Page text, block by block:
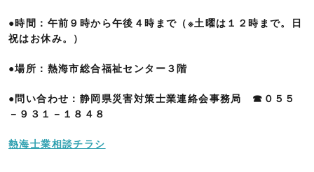
●時間：午前９時から午後４時まで（※土曜は１２時まで。日
祝はお休み。）
●場所：熱海市総合福祉センター３階
●問い合わせ：静岡県災害対策士業連絡会事務局 ☎０５５
－９３１－１８４８
熱海士業相談チラシ